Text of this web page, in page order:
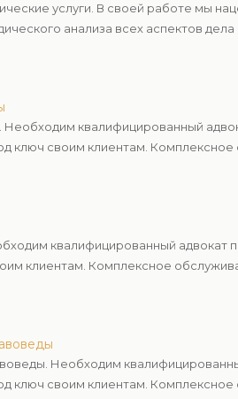
услуги. В своей работе мы
анализа всех аспектов
квалифицированный
ключ своим клиентам. Комплексное
квалифицированный адвокат
клиентам. Комплексное
Необходим
ключ своим клиентам. Комплексное